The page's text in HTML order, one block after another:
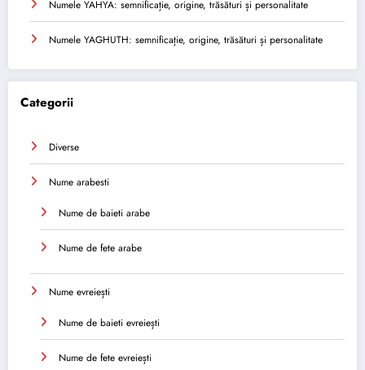
Numele YAHYA: semnificație, origine, trăsături și personalitate
Numele YAGHUTH: semnificație, origine, trăsături și personalitate
Categorii
Diverse
Nume arabesti
Nume de baieti arabe
Nume de fete arabe
Nume evreiești
Nume de baieti evreiești
Nume de fete evreiești